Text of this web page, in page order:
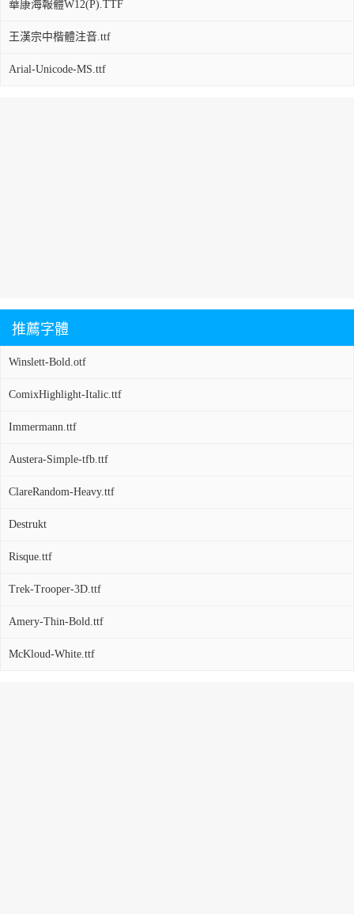
華康海報體W12(P).TTF
王漢宗中楷體注音.ttf
Arial-Unicode-MS.ttf
推薦字體
Winslett-Bold.otf
ComixHighlight-Italic.ttf
Immermann.ttf
Austera-Simple-tfb.ttf
ClareRandom-Heavy.ttf
Destrukt
Risque.ttf
Trek-Trooper-3D.ttf
Amery-Thin-Bold.ttf
McKloud-White.ttf